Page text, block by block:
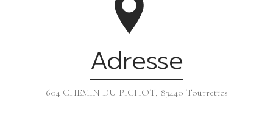
Adresse
604 CHEMIN DU PICHOT, 83440 Tourrettes